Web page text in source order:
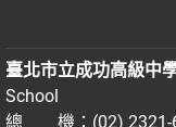
臺北市立成功高級中
School
總 機：(02) 2321-